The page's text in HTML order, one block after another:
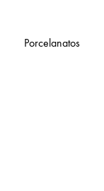
Porcelanatos